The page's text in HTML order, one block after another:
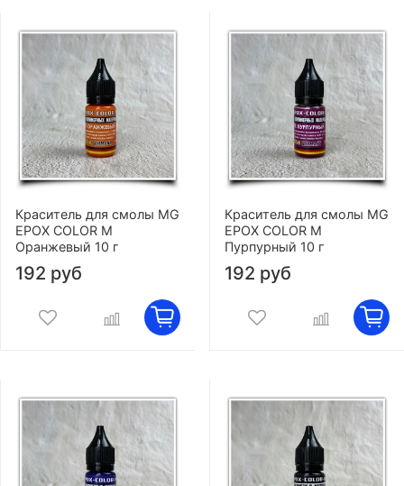
Краситель для смолы MG
EPOX COLOR M
Оранжевый 10 г
192 руб
Краситель для смолы MG
EPOX COLOR M
Пурпурный 10 г
192 руб